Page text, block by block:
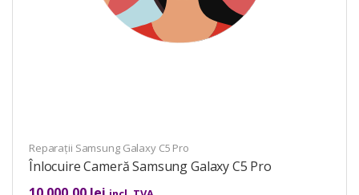
Reparații Samsung Galaxy C5 Pro
Înlocuire Cameră Samsung Galaxy C5 Pro